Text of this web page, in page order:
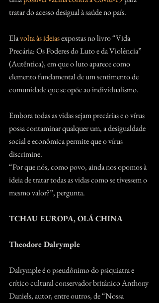
tratar do acesso desigual à saúde no país.
Ela volta às ideias expostas no livro “Vida
Precária: Os Poderes do Luto e da Violência”
(Autêntica), em que o luto aparece como
elemento fundamental de um sentimento de
comunidade que se opõe ao individualismo.
Embora todas as vidas sejam precárias e o vírus
possa contaminar qualquer um, a desigualdade
social e econômica permite que o vírus
discrimine.
“Por que nós, como povo, ainda nos opomos à
ideia de tratar todas as vidas como se tivessem o
mesmo valor?”, pergunta.
TCHAU EUROPA, OLÁ CHINA
Theodore Dalrymple
Dalrymple é o pseudônimo do psiquiatra e
crítico cultural conservador britânico Anthony
Daniels, autor, entre outros, de “Nossa